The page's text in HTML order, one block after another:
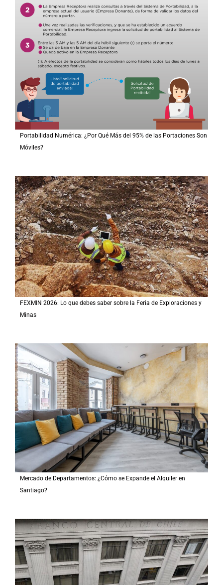
Portabilidad Numérica: ¿Por Qué Más del 95% de las Portaciones Son
Móviles?
FEXMIN 2026: Lo que debes saber sobre la Feria de Exploraciones y
Minas
Mercado de Departamentos: ¿Cómo se Expande el Alquiler en
Santiago?